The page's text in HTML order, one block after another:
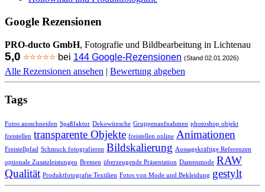
Google Rezensionen
PRO-ducto GmbH, Fotografie und Bildbearbeitung in Lichtenau
5,0 ⭐⭐⭐⭐⭐ bei 144 Google-Rezensionen (Stand 02.01.2026)
Alle Rezensionen ansehen | Bewertung abgeben
Tags
Fotos ausschneiden Spaßfaktor Dekowünsche Gruppenaufnahmen photoshop objekt
freistellen transparente Objekte freistellen online Animationen
Freistellpfad Schmuck fotografieren Bildskalierung Aussagekräftige Referenzen
optionale Zusatzleistungen Bremen überzeugende Präsentation Damenmode RAW
Qualität Produktfotografie Textilien Fotos von Mode und Bekleidung gestylt